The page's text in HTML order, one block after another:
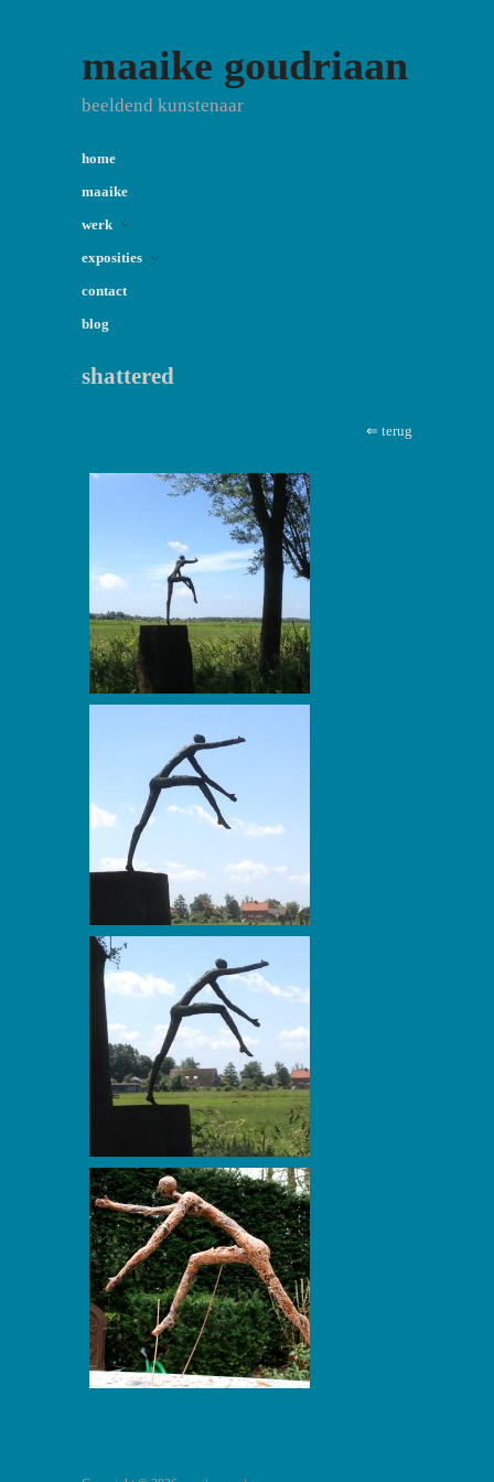
maaike goudriaan
beeldend kunstenaar
home
maaike
werk
exposities
contact
blog
shattered
⇐ terug